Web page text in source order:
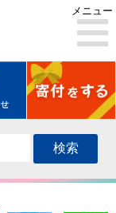
メニュー
検索